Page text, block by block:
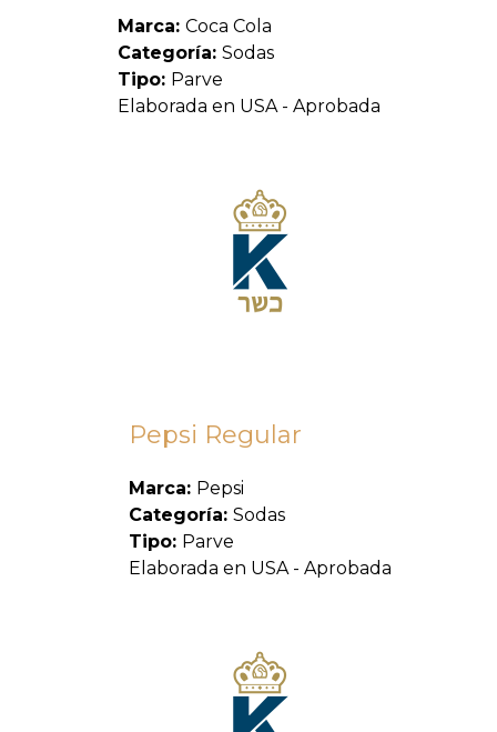
Marca: Coca Cola
Categoría: Sodas
Tipo: Parve
Elaborada en USA - Aprobada
Pepsi Regular
Marca: Pepsi
Categoría: Sodas
Tipo: Parve
Elaborada en USA - Aprobada